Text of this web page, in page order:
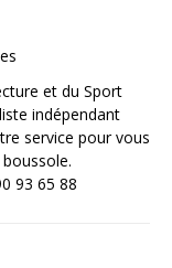
et du Sport
indépendant
service pour vous
93 65 88